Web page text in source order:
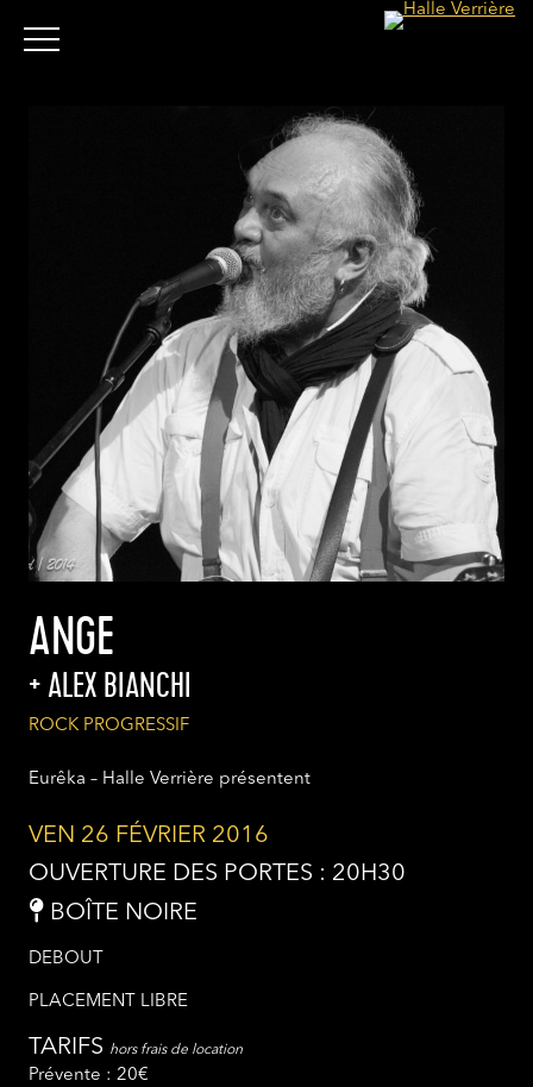
ANGE
ALEX BIANCHI
ROCK PROGRESSIF
Eurêka – Halle Verrière présentent
VEN 26 FÉVRIER 2016
OUVERTURE DES PORTES : 20H30
BOÎTE NOIRE
DEBOUT
PLACEMENT LIBRE
TARIFS hors frais de location
Prévente : 20€